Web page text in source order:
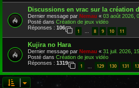
Discussions en vrac sur la création
Dernier message par Nemau « 03 août 2026,
Posté dans Création de jeux vidéo
Réponses : 106
1 … 8 9 10 11
Kujira no Hara
Dernier message par Nemau « 31 juil. 2026,
Posté dans Création de jeux vidéo
Réponses : 1319
1 129 130 131